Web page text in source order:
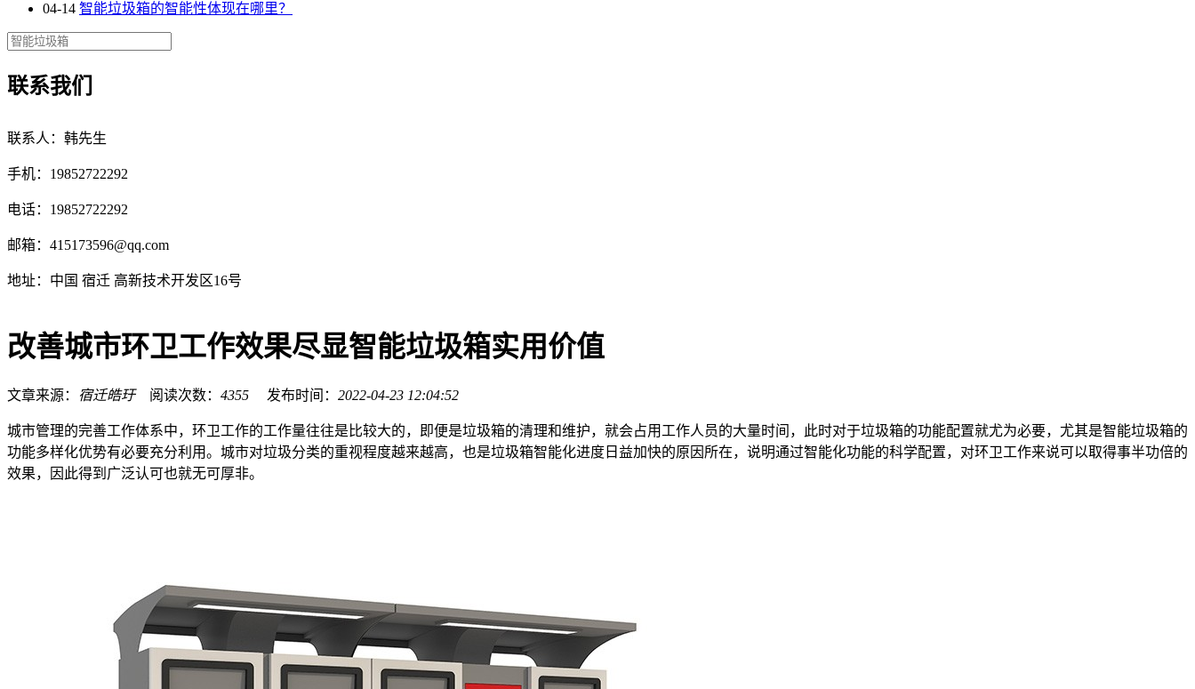
04-14 智能垃圾箱的智能性体现在哪里？
联系我们
联系人：韩先生
手机：19852722292
电话：19852722292
邮箱： 415173596@qq.com
地址：中国 宿迁 高新技术开发区16号
改善城市环卫工作效果尽显智能垃圾箱实用价值
文章来源： 宿迁皓玗阅读次数： 4355 发布时间： 2022-04-23 12:04:52
城市管理的完善工作体系中，环卫工作的工作量往往是比较大的，即便是垃圾箱的清理和维护，就会占用工作人员的大量时间，此时对于垃圾箱的功能配置就尤为必要，尤其是智能垃圾箱的
功能多样化优势有必要充分利用。城市对垃圾分类的重视程度越来越高，也是垃圾箱智能化进度日益加快的原因所在，说明通过智能化功能的科学配置，对环卫工作来说可以取得事半功倍的
效果，因此得到广泛认可也就无可厚非。